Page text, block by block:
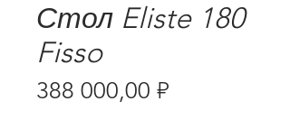
Стол Eliste 180
Fisso
388 000,00 ₽